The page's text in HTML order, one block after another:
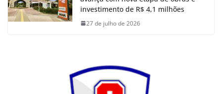
investimento de R$ 4,1 milhões
27 de julho de 2026